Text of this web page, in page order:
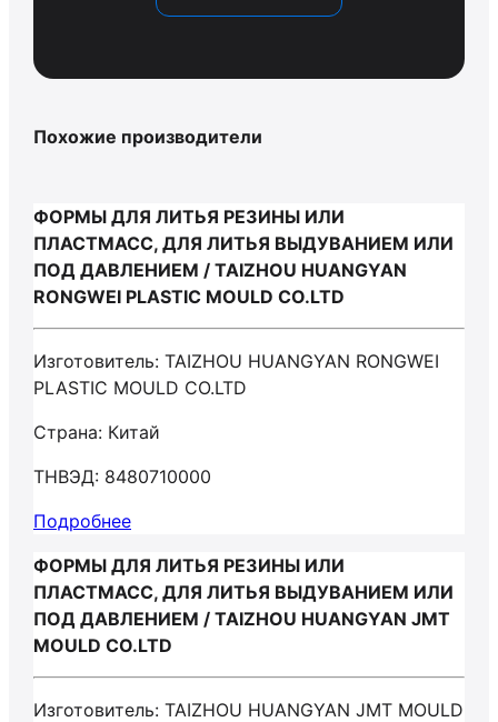
Похожие производители
ФОРМЫ ДЛЯ ЛИТЬЯ РЕЗИНЫ ИЛИ
ПЛАСТМАСС, ДЛЯ ЛИТЬЯ ВЫДУВАНИЕМ ИЛИ
ПОД ДАВЛЕНИЕМ / TAIZHOU HUANGYAN
RONGWEI PLASTIC MOULD CO.LTD
Изготовитель: TAIZHOU HUANGYAN RONGWEI
PLASTIC MOULD CO.LTD
Страна: Китай
ТНВЭД: 8480710000
Подробнее
ФОРМЫ ДЛЯ ЛИТЬЯ РЕЗИНЫ ИЛИ
ПЛАСТМАСС, ДЛЯ ЛИТЬЯ ВЫДУВАНИЕМ ИЛИ
ПОД ДАВЛЕНИЕМ / TAIZHOU HUANGYAN JMT
MOULD CO.LTD
Изготовитель: TAIZHOU HUANGYAN JMT MOULD